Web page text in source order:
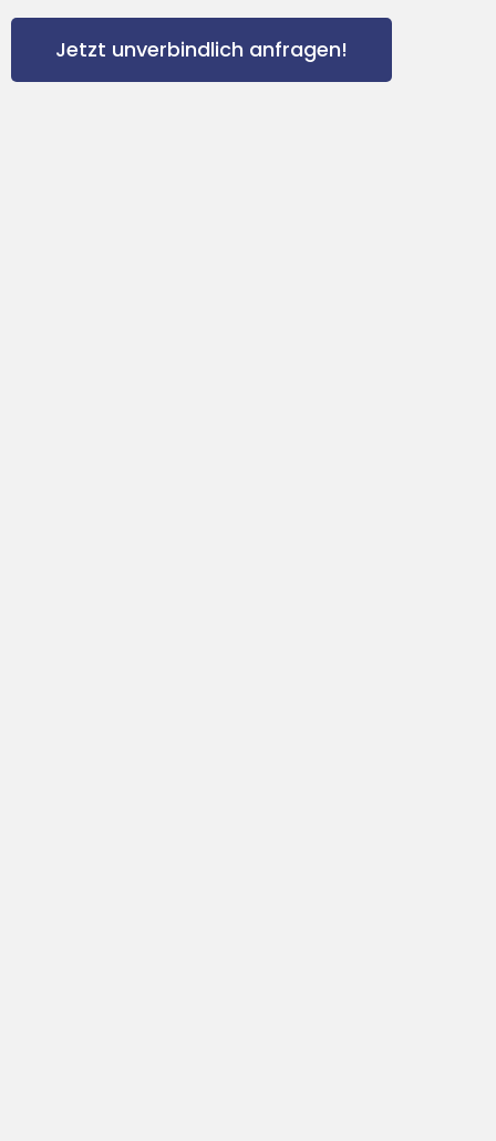
Jetzt unverbindlich anfragen!